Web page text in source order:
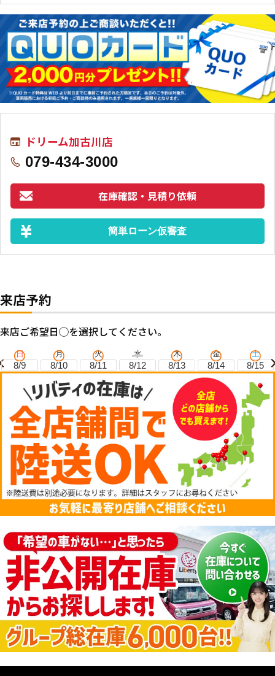
ドリーム加古川店
079-434-3000
在庫確認・見積り依頼
簡単ローン仮審査
来店予約
来店ご希望日◯を選択してください。
日
8/9
月
8/10
火
8/11
水
8/12
木
8/13
金
8/14
土
8/15